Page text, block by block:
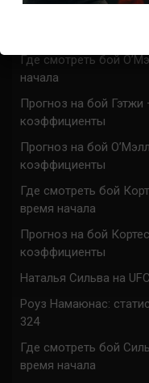
Где смотреть бой
начала
Прогноз на бой Гэтжи
коэффициенты
Прогноз на бой
коэффициенты
Где смотреть бой
время начала
Прогноз на бой
коэффициенты
Наталья Сильва на
Роуз Намаюнас:
324
Где смотреть бой
время начала